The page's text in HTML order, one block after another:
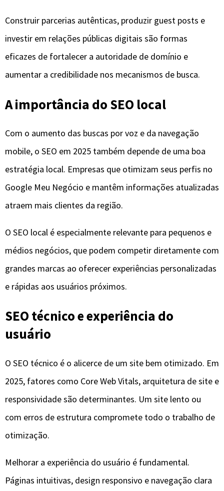
Construir parcerias autênticas, produzir guest posts e
investir em relações públicas digitais são formas
eficazes de fortalecer a autoridade de domínio e
aumentar a credibilidade nos mecanismos de busca.
A importância do SEO local
Com o aumento das buscas por voz e da navegação
mobile, o SEO em 2025 também depende de uma boa
estratégia local. Empresas que otimizam seus perfis no
Google Meu Negócio e mantêm informações atualizadas
atraem mais clientes da região.
O SEO local é especialmente relevante para pequenos e
médios negócios, que podem competir diretamente com
grandes marcas ao oferecer experiências personalizadas
e rápidas aos usuários próximos.
SEO técnico e experiência do
usuário
O SEO técnico é o alicerce de um site bem otimizado. Em
2025, fatores como Core Web Vitals, arquitetura de site e
responsividade são determinantes. Um site lento ou
com erros de estrutura compromete todo o trabalho de
otimização.
Melhorar a experiência do usuário é fundamental.
Páginas intuitivas, design responsivo e navegação clara